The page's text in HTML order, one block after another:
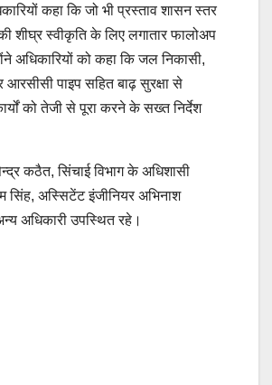
कहा कि जो भी प्रस्ताव शासन स्तर
शीघ्र स्वीकृति के लिए लगातार फालोअप
अधिकारियों को कहा कि जल निकासी,
आरसीसी पाइप सहित बाढ़ सुरक्षा से
को तेजी से पूरा करने के सख्त निर्देश
कठैत, सिंचाई विभाग के अधिशासी
सिंह, अस्सिटेंट इंजीनियर अभिनाश
अधिकारी उपस्थित रहे।